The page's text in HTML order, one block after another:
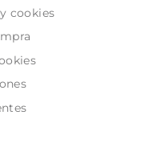
cookies